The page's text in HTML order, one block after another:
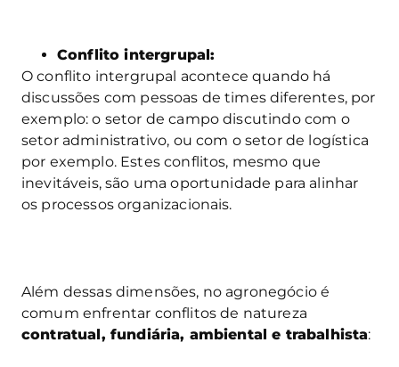
Conflito intergrupal:
O conflito intergrupal acontece quando há
discussões com pessoas de times diferentes, por
exemplo: o setor de campo discutindo com o
setor administrativo, ou com o setor de logística
por exemplo. Estes conflitos, mesmo que
inevitáveis, são uma oportunidade para alinhar
os processos organizacionais.
Além dessas dimensões, no agronegócio é
comum enfrentar conflitos de natureza
contratual, fundiária, ambiental e trabalhista: